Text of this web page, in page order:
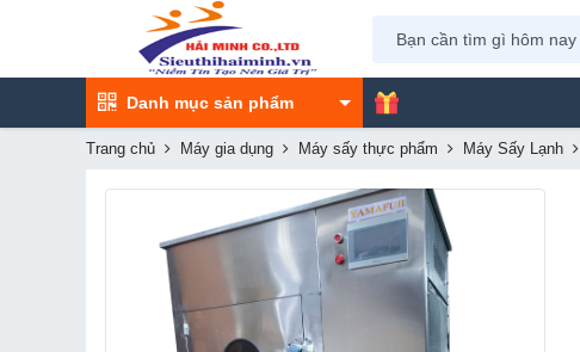
Danh mục sản phẩm
Trang chủ Máy gia dụng Máy sấy thực phẩm Máy Sấy Lạnh